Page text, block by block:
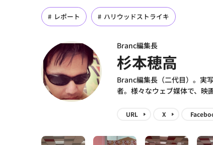
レポート ハリウッドストライキ
Branc編集長
杉本穂高
Branc編集長（二代目）。実
者。様々なウェブ媒体で、映
URL X